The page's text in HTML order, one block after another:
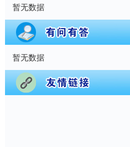
暂无数据
暂无数据